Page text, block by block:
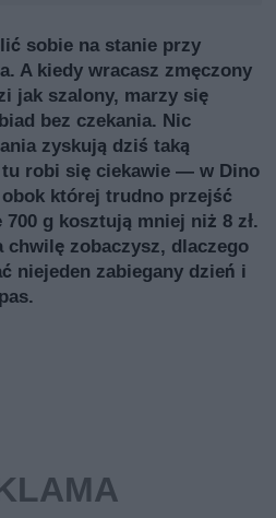
sobie na stanie przy
A kiedy wracasz zmęczony
jak szalony, marzy się
bez czekania. Nic
zyskują dziś taką
tu robi się ciekawie — w Dino
której trudno przejść
g kosztują mniej niż 8 zł.
zobaczysz, dlaczego
niejeden zabiegany dzień i